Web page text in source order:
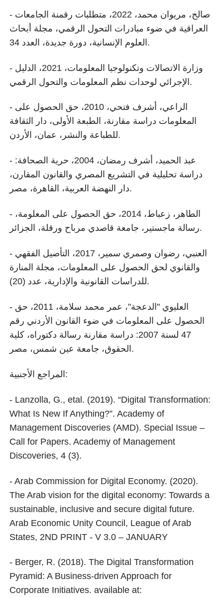
- صالح، مريوان محمد، 2022، متطلبات رقمنة الجامعات
العراقية في ضوء مبادرات التحول الرقمي، مجلة أبحاث
العلوم الإنسانية، دورة جديدة، العدد 34.
- وزارة الاتصالات وتكنولوجيا المعلومات، 2021، الدليل
الإجرائي لوحدات نظم المعلومات والتحول الرقمي.
- الراعي، أشرف فتحي، 2010، حق الحصول على
المعلومات دراسة مقارنة، الطبعة الأولى، دار الثقافة
للطباعة والنشر، عمان، الأردن.
- عبد الحميد، أشرف رمضان، 2004، حرية الصحافة:
دراسة تحليلية في التشريع المصري والقانون المقارن،
دار النهضة العربية، القاهرة، مصر.
- الطاهر، زعباط، 2014، حق الحصول على المعلومة،
رسالة ماجستير، جامعة قاصدي مرباح ورقلة، الجزائر.
- العنبي، رضوان وصمري سمير، 2017، التأصيل الفقهي
والقانوي لحق الحصول على المعلومات، مجلة المنارة
للدراسات القانونية والإدارية، عدد (20).
- العليوي "الدعجة"، عمر محمد سلامة، 2011، حق
الحصول على المعلومات في ضوء القانون الأردني رقم
47 لسنة 2007: دراسة مقارنة رسالة دكتوراه، كلية
الحقوق، جامعة عين شمس، مصر.
المراجع الأجنبية:
- Lanzolla, G., etal. (2019). “Digital Transformation:
What Is New If Anything?”. Academy of
Management Discoveries (AMD). Special Issue –
Call for Papers. Academy of Management
Discoveries, 4 (3).
- Arab Commission for Digital Economy. (2020).
The Arab vision for the digital economy: Towards a
sustainable, inclusive and secure digital future.
Arab Economic Unity Council, League of Arab
States, 2ND PRINT - V 3.0 – JANUARY
- Berger, R. (2018). The Digital Transformation
Pyramid: A Business-driven Approach for
Corporate Initiatives. available at: